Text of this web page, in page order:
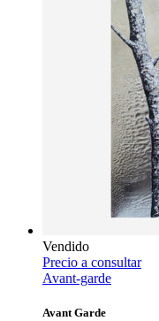
Vendido
Precio a consultar
Avant-garde
Avant Garde